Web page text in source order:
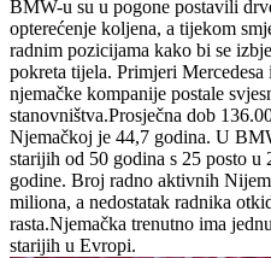
BMW-u su u pogone postavili
opterećenje koljena, a tijekom
radnim pozicijama kako bi se
pokreta tijela. Primjeri
njemačke kompanije postale
stanovništva.Prosječna dob
Njemačkoj je 44,7 godina. U
starijih od 50 godina s 25 posto u
godine. Broj radno aktivnih
miliona, a nedostatak radnika
rasta.Njemačka trenutno ima
starijih u Evropi.